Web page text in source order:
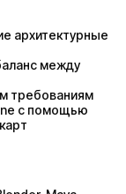
архитектурные
между
требованиям
с помощью